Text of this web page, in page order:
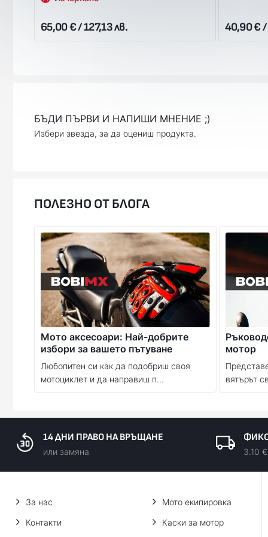
65,00 € / 127,13 лв. 40,90 € /
БЪДИ ПЪРВИ И НАПИШИ МНЕНИЕ ;)
Избери звезда, за да оцениш продукта.
ПОЛЕЗНО ОТ БЛОГА
Мото аксесоари: Най-добрите
избори за вашето пътуване
Любопитен си как да подобриш своя
мотоциклет и да направиш п...
мотор
вятърът
14 ДНИ ПРАВО НА ВРЪЩАНЕ
или замяна 3.10
За нас
Контакти
Мото екипировка
Каски за мотор